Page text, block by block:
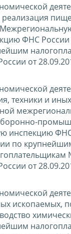
ФНС
от
техники и
инспекцию
по
от
ископаемых,